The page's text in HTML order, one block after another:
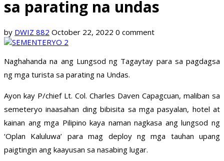
sa parating na undas
by DWIZ 882 October 22, 2022 0 comment
Naghahanda na ang Lungsod ng Tagaytay para sa pagdagsa
ng mga turista sa parating na Undas.
Ayon kay P/chief Lt. Col. Charles Daven Capagcuan, maliban sa
semeteryo inaasahan ding bibisita sa mga pasyalan, hotel at
kainan ang mga Pilipino kaya naman nagkasa ang lungsod ng
‘Oplan Kaluluwa’ para mag deploy ng mga tauhan upang
paigtingin ang kaayusan sa nasabing lugar.